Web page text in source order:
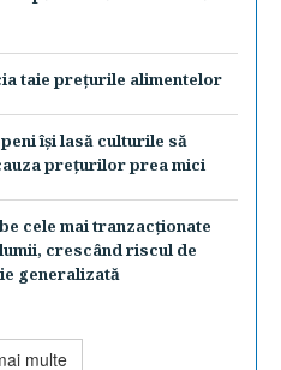
taie preţurile alimentelor
îşi lasă culturile să
preţurilor prea mici
cele mai tranzacţionate
crescând riscul de
generalizată
multe